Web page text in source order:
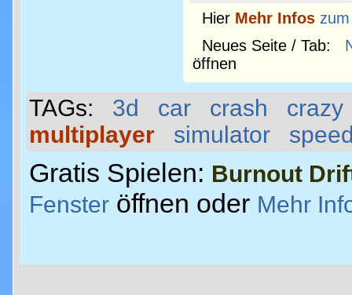
Hier Mehr Infos
Neues Seite / Tab:
öffnen
TAGs: 3d car crash
crazy
multiplayer
simulator
Gratis Spielen: Burnout
Fenster öffnen oder Mehr